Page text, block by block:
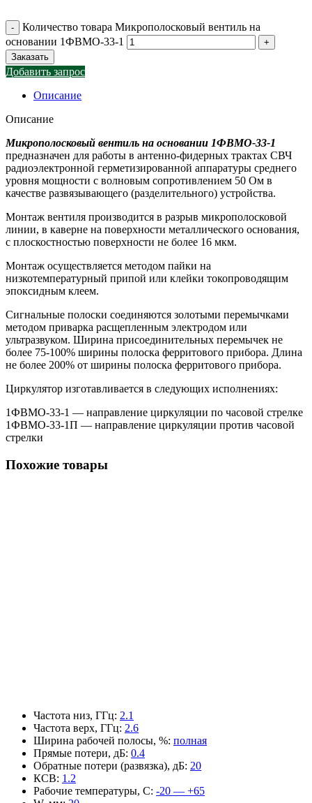
Количество товара Микрополосковый вентиль на
основании 1ФВМO-33-1
Заказать
Добавить запрос
Описание
Описание
Микрополосковый вентиль на основании 1ФВМO-33-1
предназначен для работы в антенно-фидерных трактах СВЧ
радиоэлектронной герметизированной аппаратуры среднего
уровня мощности с волновым сопротивлением 50 Ом в
качестве развязывающего (разделительного) устройства.
Монтаж вентиля производится в разрыв микрополосковой
линии, в каверне на поверхности металлического основания,
с плоскостностью поверхности не более 16 мкм.
Монтаж осуществляется методом пайки на
низкотемпературный припой или клейки токопроводящим
эпоксидным клеем.
Сигнальные полоски соединяются золотыми перемычками
методом приварка расщепленным электродом или
ультразвуком. Ширина присоединительных перемычек не
более 75-100% ширины полоска ферритового прибора. Длина
не более 200% от ширины полоска ферритового прибора.
Циркулятор изготавливается в следующих исполнениях:
1ФВМO-33-1 — направление циркуляции по часовой стрелке
1ФВМO-33-1П — направление циркуляции против часовой
стрелки
Похожие товары
Частота низ, ГГц: 2.1
Частота верх, ГГц: 2.6
Ширина рабочей полосы, %: полная
Прямые потери, дБ: 0.4
Обратные потери (развязка), дБ: 20
КСВ: 1.2
Рабочие температуры, С: -20 — +65